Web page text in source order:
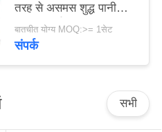
तरह से असमस शुद्ध पानी
मशीन रिवर्स
बातचीत योग्य MOQ:>= 1सेट
संपर्क
सभी